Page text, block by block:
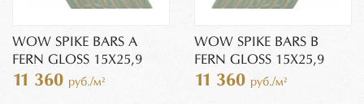
WOW SPIKE BARS A
FERN GLOSS 15X25,9
11 360 руб./м²
WOW SPIKE BARS B
FERN GLOSS 15X25,9
11 360 руб./м²